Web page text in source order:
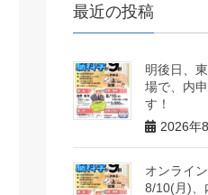
最近の投稿
明後日、
場で、内
す！
2026年
オンライ
8/10(月)、